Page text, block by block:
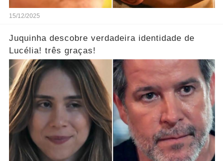
15/12/2025
Juquinha descobre verdadeira identidade de
Lucélia! três graças!